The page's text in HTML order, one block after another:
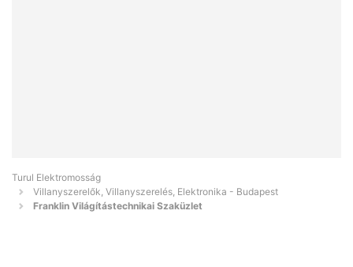
Turul Elektromosság
Villanyszerelők, Villanyszerelés, Elektronika - Budapest
Franklin Világítástechnikai Szaküzlet